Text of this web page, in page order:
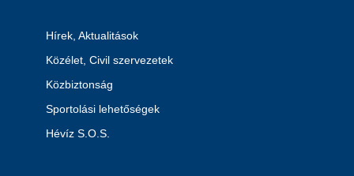
Hírek, Aktualitások
Közélet, Civil szervezetek
Közbiztonság
Sportolási lehetőségek
Hévíz S.O.S.